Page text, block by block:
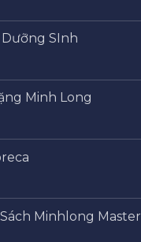
Dưỡng SInh
Minh Long
Minhlong Master